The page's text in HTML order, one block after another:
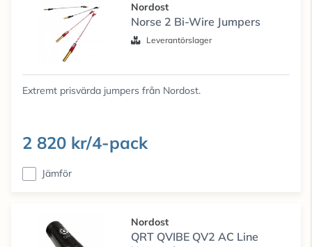
Nordost
Norse 2 Bi-Wire Jumpers
Leverantörslager
Extremt prisvärda jumpers från Nordost.
2 820 kr/4-pack
Jämför
Nordost
QRT QVIBE QV2 AC Line